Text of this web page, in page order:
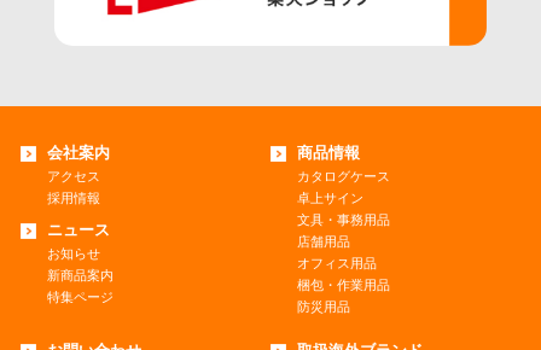
会社案内
アクセス
採用情報
ニュース
お知らせ
新商品案内
特集ページ
商品情報
カタログケース
卓上サイン
文具・事務用品
店舗用品
オフィス用品
梱包・作業用品
防災用品